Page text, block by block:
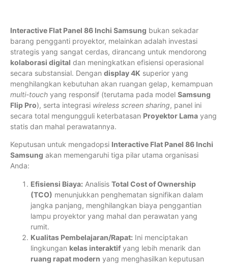
Interactive Flat Panel 86 Inchi Samsung bukan sekadar
barang pengganti proyektor, melainkan adalah investasi
strategis yang sangat cerdas, dirancang untuk mendorong
kolaborasi digital dan meningkatkan efisiensi operasional
secara substansial. Dengan display 4K superior yang
menghilangkan kebutuhan akan ruangan gelap, kemampuan
multi-touch yang responsif (terutama pada model Samsung
Flip Pro), serta integrasi wireless screen sharing, panel ini
secara total mengungguli keterbatasan Proyektor Lama yang
statis dan mahal perawatannya.
Keputusan untuk mengadopsi Interactive Flat Panel 86 Inchi
Samsung akan memengaruhi tiga pilar utama organisasi
Anda:
Efisiensi Biaya: Analisis Total Cost of Ownership
(TCO) menunjukkan penghematan signifikan dalam
jangka panjang, menghilangkan biaya penggantian
lampu proyektor yang mahal dan perawatan yang
rumit.
Kualitas Pembelajaran/Rapat: Ini menciptakan
lingkungan kelas interaktif yang lebih menarik dan
ruang rapat modern yang menghasilkan keputusan